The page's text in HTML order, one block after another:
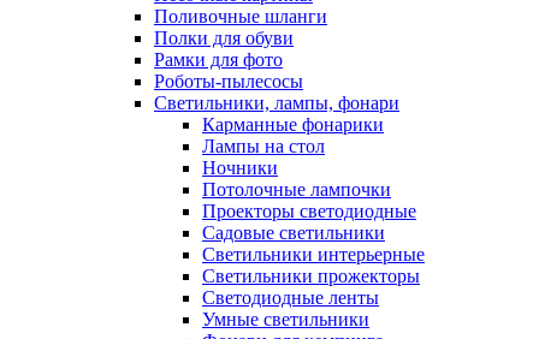
Поливочные шланги
Полки для обуви
Рамки для фото
Роботы-пылесосы
Светильники, лампы, фонари
Карманные фонарики
Лампы на стол
Ночники
Потолочные лампочки
Проекторы светодиодные
Садовые светильники
Светильники интерьерные
Светильники прожекторы
Светодиодные ленты
Умные светильники